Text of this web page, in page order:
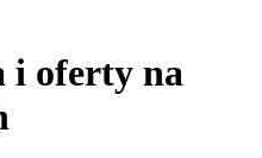
i oferty na